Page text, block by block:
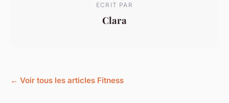
ECRIT PAR
Clara
← Voir tous les articles Fitness